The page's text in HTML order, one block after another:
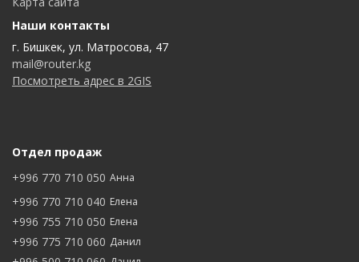
Наши контакты
г. Бишкек, ул. Матросова, 47
mail@router.kg
Посмотреть адрес в 2GIS
Отдел продаж
+996 770 710 050 Анна
+996 770 710 040 Елена
+996 755 710 050 Елена
+996 775 710 060 Данил